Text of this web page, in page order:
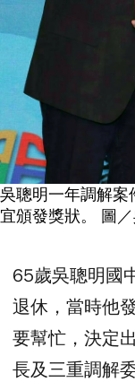
吳聰明一年調解案
宜頒發獎狀。 圖
65歲吳聰明國
退休，當時他
要幫忙，決定
長及三重調解